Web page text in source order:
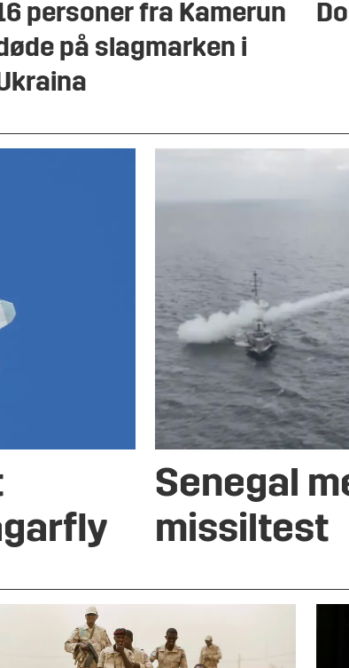
personer fra Kamerun
på slagmarken i
Senegal
missiltest